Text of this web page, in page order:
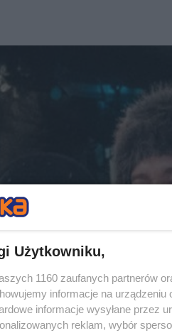
Użytkowniku,
1160 zaufanych partnerów
informacje na
informacje wysyłane przez
reklam, wybór